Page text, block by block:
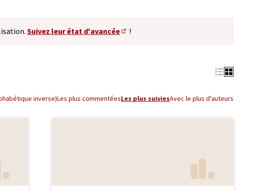
Suivez leur état d'avancée
!
inverse)Les plus commentéesLes plus suiviesAvec le plus d'auteurs